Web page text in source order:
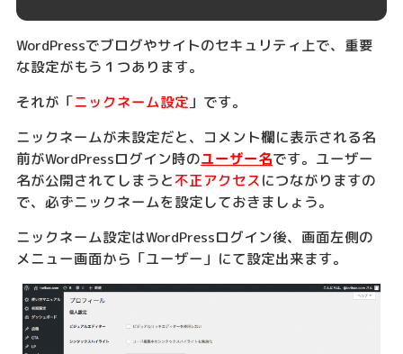
WordPressでブログやサイトのセキュリティ上で、重要
な設定がもう１つあります。
それが「ニックネーム設定 」です。
ニックネームが未設定だと、コメント欄に表示される名
前がWordPressログイン時のユーザー名です。ユーザー
名が公開されてしまうと不正アクセスにつながりますの
で、必ずニックネームを設定しておきましょう。
ニックネーム設定はWordPressログイン後、画面左側の
メニュー画面から「ユーザー」にて設定出来ます。